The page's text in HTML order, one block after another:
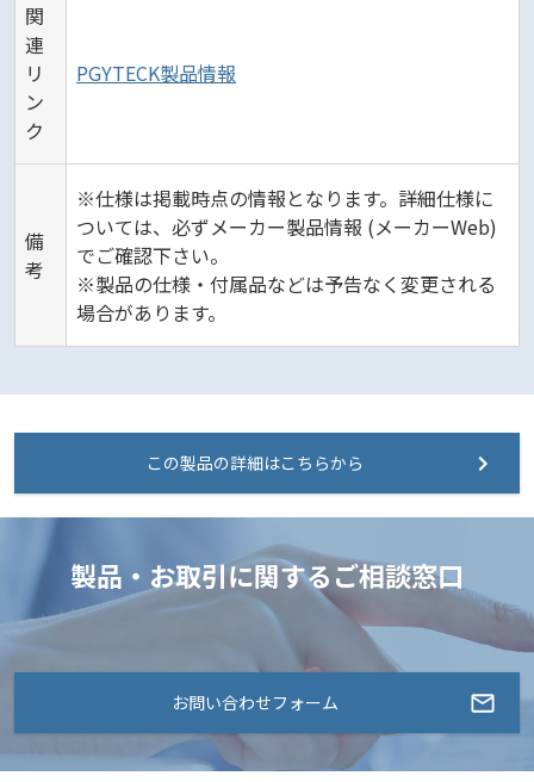
関
連
リ
ン
ク
PGYTECK製品情報
備
考
※仕様は掲載時点の情報となります。詳細仕様に
ついては、必ずメーカー製品情報 (メーカーWeb)
でご確認下さい。
※製品の仕様・付属品などは予告なく変更される
場合があります。
この製品の詳細はこちらから
製品・お取引に関するご相談窓口
お問い合わせフォーム